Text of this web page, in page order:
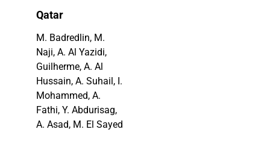
Qatar
M. Badredlin, M.
Naji, A. Al Yazidi,
Guilherme, A. Al
Hussain, A. Suhail, I.
Mohammed, A.
Fathi, Y. Abdurisag,
A. Asad, M. El Sayed